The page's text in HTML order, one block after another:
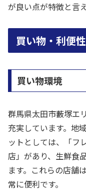
が良い点が特徴と言え
買い物・利便性
買い物環境
群馬県太田市藪塚エ
充実しています。地
ットとしては、「フ
店」があり、生鮮食
ます。これらの店舗
常に便利です。